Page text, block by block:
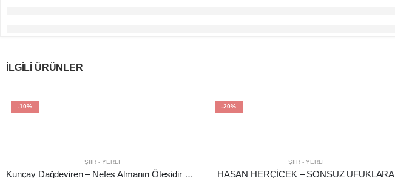
İLGILI ÜRÜNLER
-10%
ŞIIR - YERLI
Kunçay Dağdeviren – Nefes Almanın Ötesidir Yaşamak – Şiir
-20%
ŞIIR - YERLI
HASAN HERÇİÇEK – SONSUZ UFUKLARA